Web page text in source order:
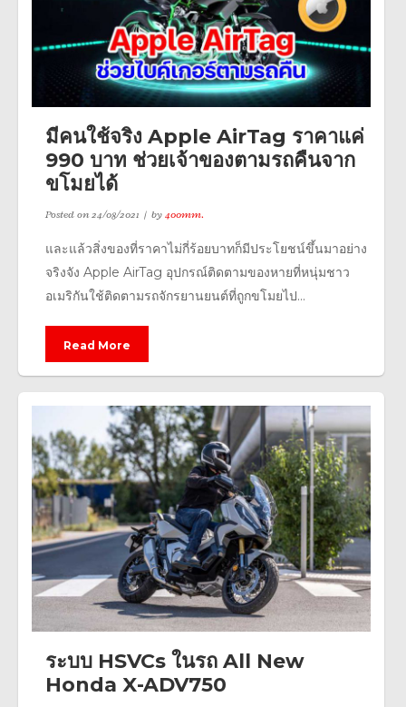
มีคนใช้จริง Apple AirTag ราคาแค่
990 บาท ช่วยเจ้าของตามรถคืนจาก
ขโมยได้
Posted on24/08/2021 by400mm.
และแล้วสิ่งของที่ราคาไม่กี่ร้อยบาทก็มีประโยชน์ขึ้นมาอย่าง
จริงจัง Apple AirTag อุปกรณ์ติดตามของหายที่หนุ่มชาว
อเมริกันใช้ติดตามรถจักรยานยนต์ที่ถูกขโมยไป...
Read More
ระบบ HSVCs ในรถ All New
Honda X-ADV750